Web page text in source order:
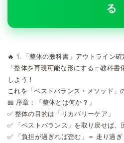
る
🔥 1. 「整体の教科書」アウトライン確
「整体を再現可能な形にする＝教科
しよう！
これを「ベストバランス・メソッド」
📖 序章：「整体とは何か？」
✅ 整体の目的は「リカバリーケア」
✅
「ベストバランス」を取り戻せば
✅
「負担が過ぎれば歪む」＝ 走り過